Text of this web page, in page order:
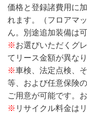
価格と登録諸費用に
れます。（フロアマ
ん。別途追加装備は
※お選びいただくグ
てリース金額が異なり
※車検、法定点検、
等、および任意保険
ご用意が可能です。
※ リサイクル料金は